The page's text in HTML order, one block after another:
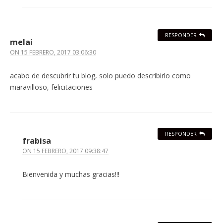
melai
ON 15 FEBRERO, 2017 03:06:30
acabo de descubrir tu blog, solo puedo describirlo como
maravilloso, felicitaciones
RESPONDER
frabisa
ON 15 FEBRERO, 2017 09:38:47
Bienvenida y muchas gracias!!!
RESPONDER